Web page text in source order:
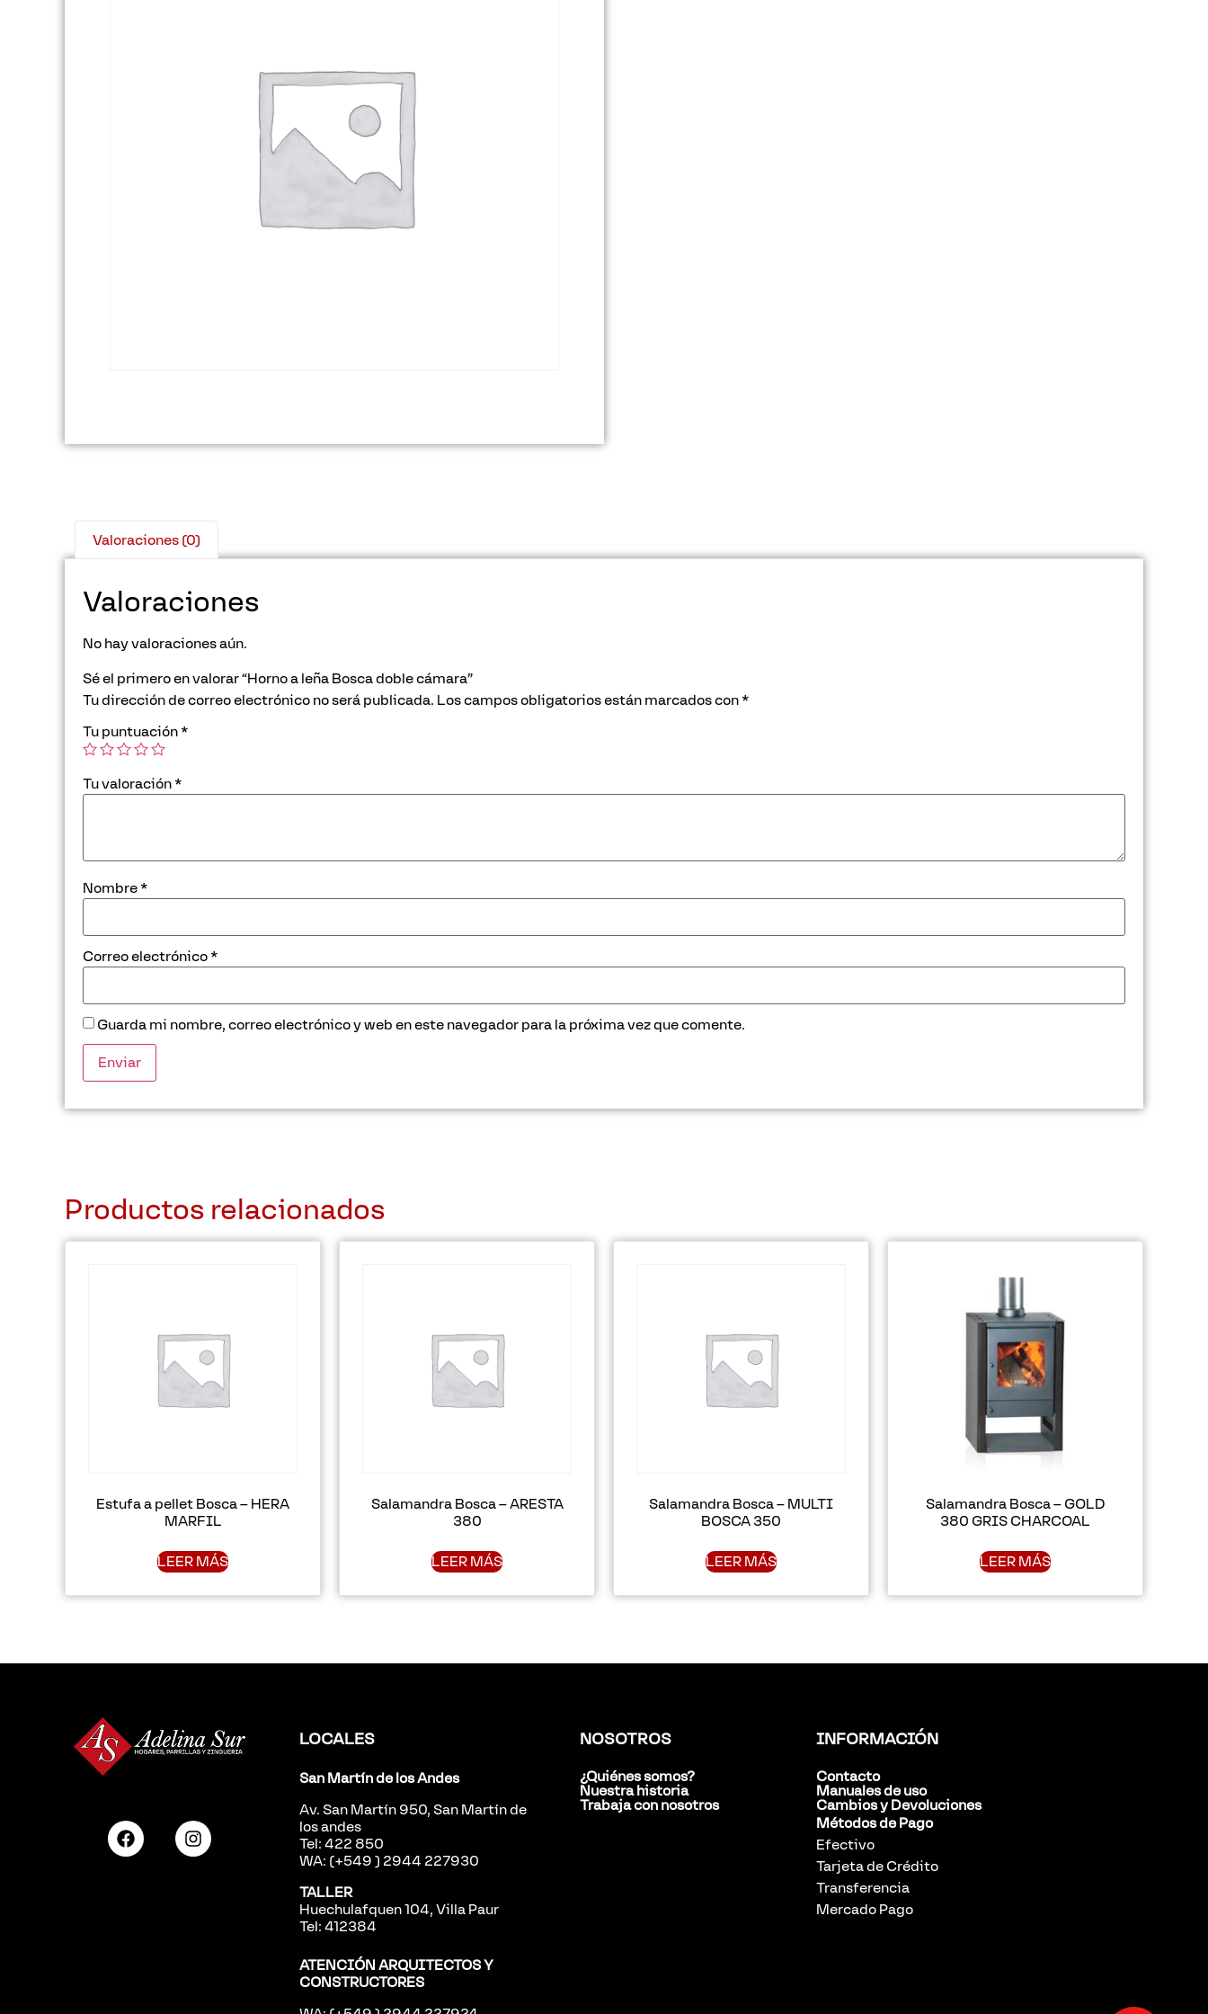
Valoraciones (0)
Valoraciones
No hay valoraciones aún.
Sé el primero en valorar “Horno a leña Bosca doble cámara”
Tu dirección de correo electrónico no será publicada. Los campos obligatorios están marcados con*
Tu puntuación*
Tu valoración*
Nombre*
Correo electrónico*
Guarda mi nombre, correo electrónico y web en este navegador para la próxima vez que comente.
Productos relacionados
Estufa a pellet Bosca – HERA
MARFIL
LEER MÁS
Salamandra Bosca – ARESTA
380
LEER MÁS
Salamandra Bosca – MULTI
BOSCA 350
LEER MÁS
Salamandra Bosca – GOLD
380 GRIS CHARCOAL
LEER MÁS
LOCALES
San Martín de los Andes
Av. San Martín 950, San Martín de
los andes
Tel: 422 850
WA: (+549 ) 2944 227930
TALLER
Huechulafquen 104, Villa Paur
Tel: 412384
ATENCIÓN ARQUITECTOS Y
CONSTRUCTORES
NOSOTROS
¿Quiénes somos?
Nuestra historia
Trabaja con nosotros
INFORMACIÓN
Contacto
Manuales de uso
Cambios y Devoluciones
Métodos de Pago
Efectivo
Tarjeta de Crédito
Transferencia
Mercado Pago